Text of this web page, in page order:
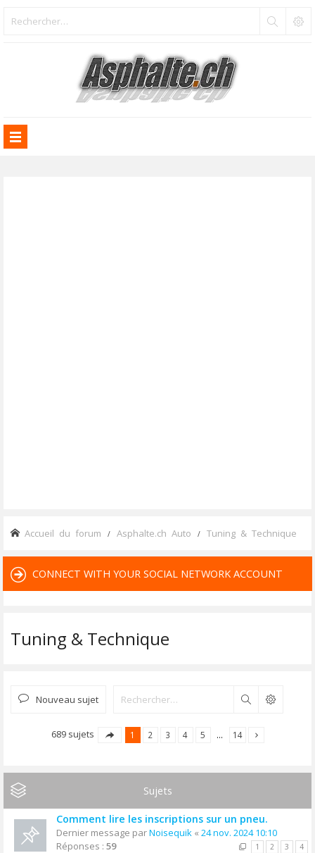
Accueil du forum Asphalte.ch Auto Tuning & Technique
CONNECT WITH YOUR SOCIAL NETWORK ACCOUNT
Tuning & Technique
Nouveau sujet Rechercher
689 sujets 1 2 3 4 5 … 14
Sujets
Comment lire les inscriptions sur un pneu.
Dernier message parNoisequik « 24 nov. 2024 10:10
Réponses : 59 1 2 3 4